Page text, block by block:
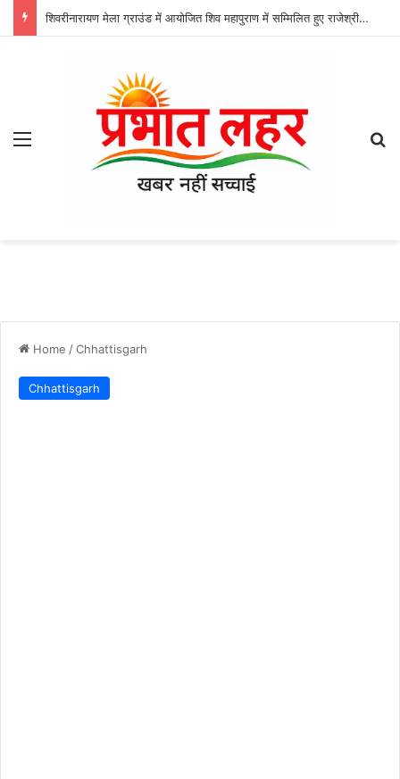
शिवरीनारायण मेला ग्राउंड में आयोजित शिव महापुराण में सम्मिलित हुए राजेश्री महन्त रामसुंदर दास
Menu
Home /Chhattisgarh
Chhattisgarh